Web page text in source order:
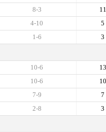
11
8-3
5
4-10
3
1-6
13
10-6
10
10-6
7
7-9
3
2-8